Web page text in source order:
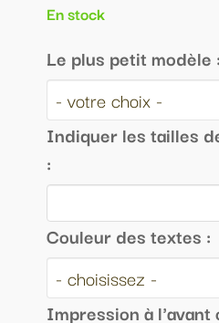
En stock
Le plus petit modèle
Indiquer les tailles
:
Couleur des textes :
Impression à l'avant